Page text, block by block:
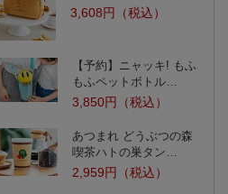
3,608円（税込）
【予約】ニャッキ! もふ
もふペットボトル…
3,850円（税込）
あつまれ どうぶつの森
喫茶ハトの巣タン…
2,959円（税込）